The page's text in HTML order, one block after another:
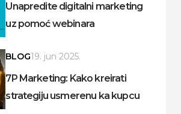
Unapredite digitalni marketing
uz pomoć webinara
BLOG19. jun 2025.
7P Marketing: Kako kreirati
strategiju usmerenu ka kupcu